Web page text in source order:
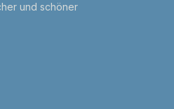
und schöner